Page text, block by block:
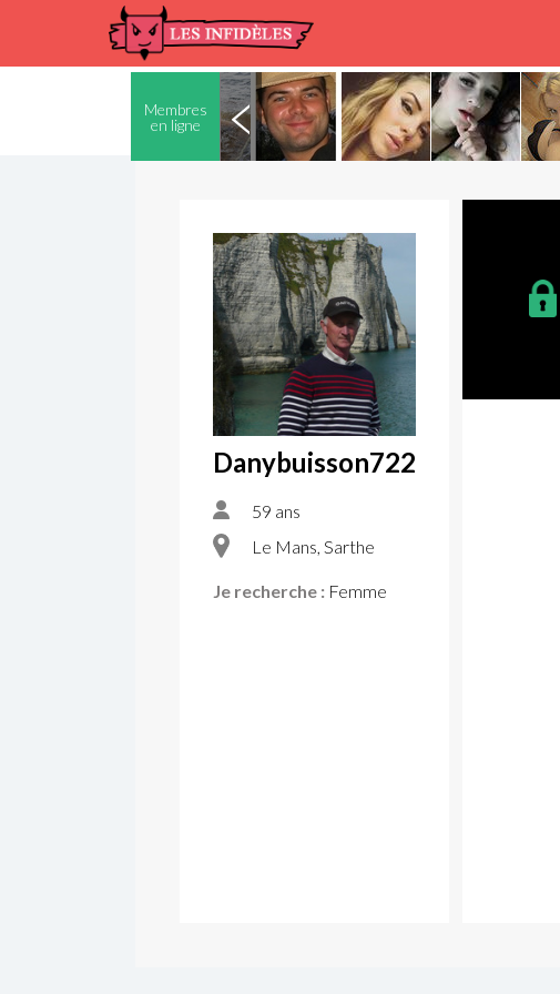
Membres
en ligne
Danybuisson722
59 ans
Le Mans, Sarthe
Je recherche : Femme